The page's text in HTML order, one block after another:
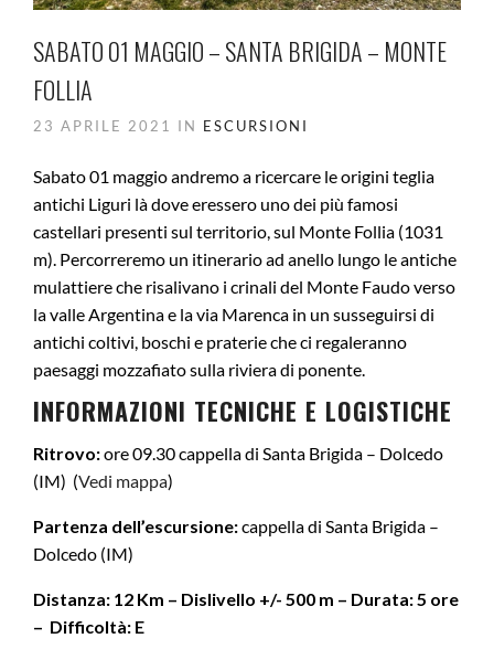
SABATO 01 MAGGIO – SANTA BRIGIDA – MONTE
FOLLIA
23 APRILE 2021 IN ESCURSIONI
Sabato 01 maggio andremo a ricercare le origini teglia
antichi Liguri là dove eressero uno dei più famosi
castellari presenti sul territorio, sul Monte Follia (1031
m). Percorreremo un itinerario ad anello lungo le antiche
mulattiere che risalivano i crinali del Monte Faudo verso
la valle Argentina e la via Marenca in un susseguirsi di
antichi coltivi, boschi e praterie che ci regaleranno
paesaggi mozzafiato sulla riviera di ponente.
INFORMAZIONI TECNICHE E LOGISTICHE
Ritrovo:ore 09.30 cappella di Santa Brigida – Dolcedo
(IM) (Vedi mappa)
Partenza dell’escursione:cappella di Santa Brigida –
Dolcedo (IM)
Distanza: 12 Km – Dislivello +/- 500 m – Durata: 5 ore
– Difficoltà: E